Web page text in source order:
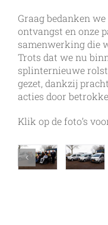
Graag bedanken
ontvangst en onze
samenwerking die
Trots dat we nu
splinternieuwe
gezet, dankzij
acties door
Klik op de foto’s